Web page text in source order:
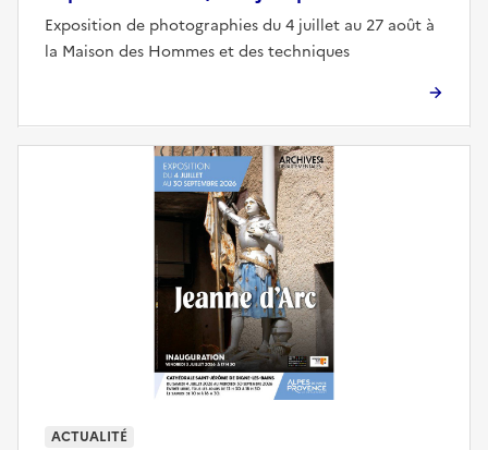
Exposition de photographies du 4 juillet au 27 août à
la Maison des Hommes et des techniques
ACTUALITÉ